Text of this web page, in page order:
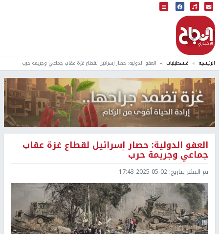
البث المباشر
إذاعة النجاح
الرئيسية فلسطينيات العفو الدولية: حصار إسرائيل لقطاع غزة عقاب جماعي وجريمة حرب
العفو الدولية: حصار إسرائيل لقطاع غزة عقاب
جماعي وجريمة حرب
تم النشر بتاريخ: 2025-05-02 17:43